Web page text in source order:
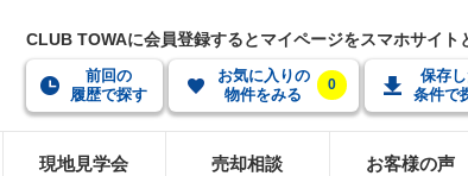
CLUB TOWAに会員登録するとマイページをスマホサイト
前回の
履歴で探す
お気に入りの
物件をみる
0
保存
条件で
現地見学会 売却相談 お客様の声